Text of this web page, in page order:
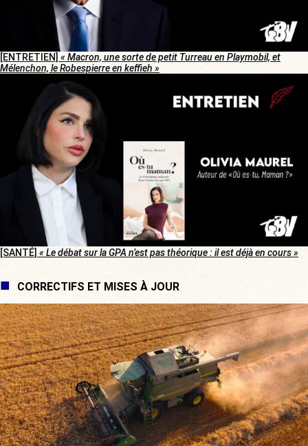
[ENTRETIEN] « Macron, une sorte de petit Turreau en Playmobil, et
Mélenchon, le Robespierre en keffieh »
[SANTÉ] « Le débat sur la GPA n’est pas théorique : il est déjà en cours »
CORRECTIFS ET MISES À JOUR